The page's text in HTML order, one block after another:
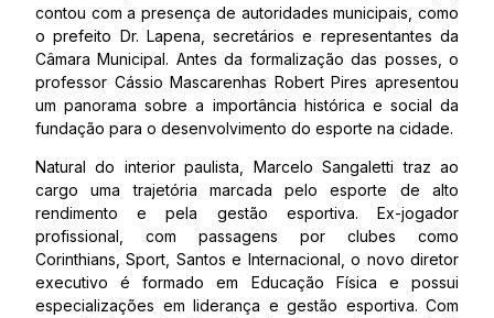
contou com a presença de autoridades municipais, como
o prefeito Dr. Lapena, secretários e representantes da
Câmara Municipal. Antes da formalização das posses, o
professor Cássio Mascarenhas Robert Pires apresentou
um panorama sobre a importância histórica e social da
fundação para o desenvolvimento do esporte na cidade.
Natural do interior paulista, Marcelo Sangaletti traz ao
cargo uma trajetória marcada pelo esporte de alto
rendimento e pela gestão esportiva. Ex-jogador
profissional, com passagens por clubes como
Corinthians, Sport, Santos e Internacional, o novo diretor
executivo é formado em Educação Física e possui
especializações em liderança e gestão esportiva. Com